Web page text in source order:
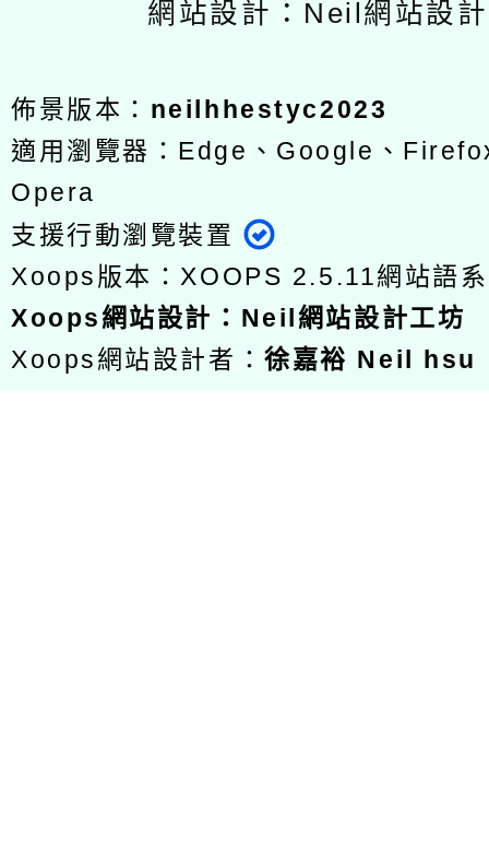
網站設計：Neil網站設
佈景版本： neilhhestyc2023
適用瀏覽器：Edge、Google、
Opera
支援行動瀏覽裝置
Xoops版本： XOOPS 2.5.11網站語
Xoops網站設計 ： Neil網站設計工坊
Xoops網站設計者：徐嘉裕 Neil hsu